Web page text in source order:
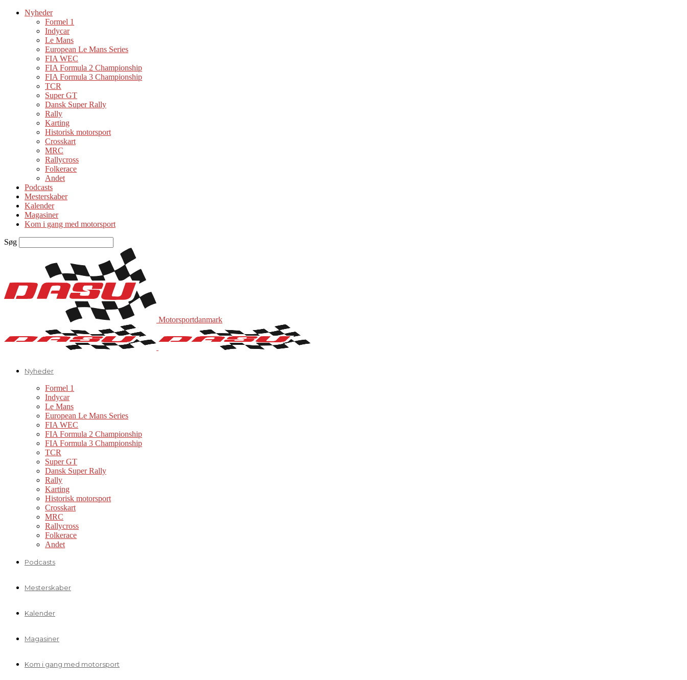
Nyheder
Formel 1
Indycar
Le Mans
European Le Mans Series
FIA WEC
FIA Formula 2 Championship
FIA Formula 3 Championship
TCR
Super GT
Dansk Super Rally
Rally
Karting
Historisk motorsport
Crosskart
MRC
Rallycross
Folkerace
Andet
Podcasts
Mesterskaber
Kalender
Magasiner
Kom i gang med motorsport
Søg
Motorsportdanmark
Nyheder
Formel 1
Indycar
Le Mans
European Le Mans Series
FIA WEC
FIA Formula 2 Championship
FIA Formula 3 Championship
TCR
Super GT
Dansk Super Rally
Rally
Karting
Historisk motorsport
Crosskart
MRC
Rallycross
Folkerace
Andet
Podcasts
Mesterskaber
Kalender
Magasiner
Kom i gang med motorsport